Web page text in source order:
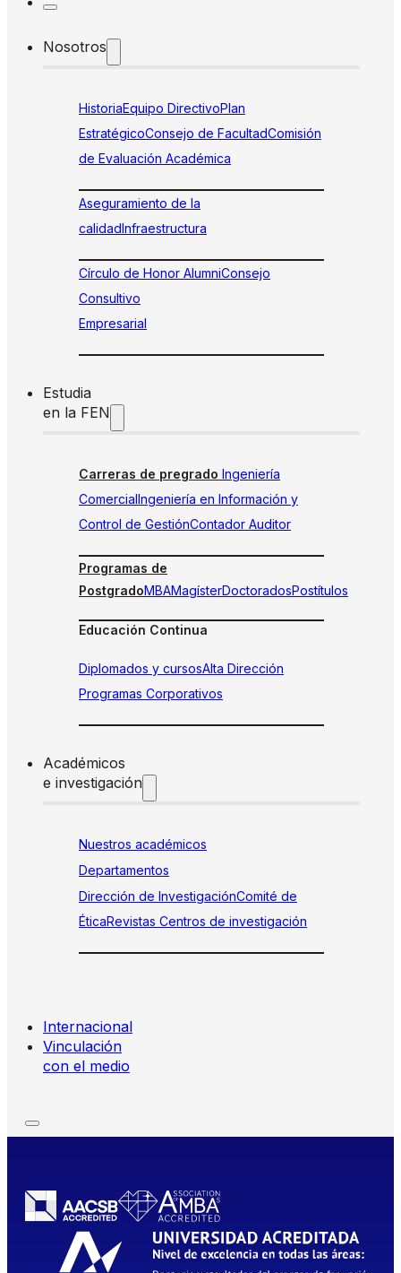
Nosotros
HistoriaEquipo DirectivoPlan
EstratégicoConsejo de FacultadComisión
de Evaluación Académica
Aseguramiento de la
calidadInfraestructura
Círculo de Honor AlumniConsejo
Consultivo
Empresarial
Estudia
en la FEN
Carreras de pregrado Ingeniería
ComercialIngeniería en Información y
Control de GestiónContador Auditor
Programas de
PostgradoMBAMagísterDoctoradosPostítulos
Educación Continua
Diplomados y cursosAlta Dirección
Programas Corporativos
Académicos
e investigación
Nuestros académicos
Departamentos
Dirección de InvestigaciónComité de
ÉticaRevistas Centros de investigación
Internacional
Vinculación
con el medio